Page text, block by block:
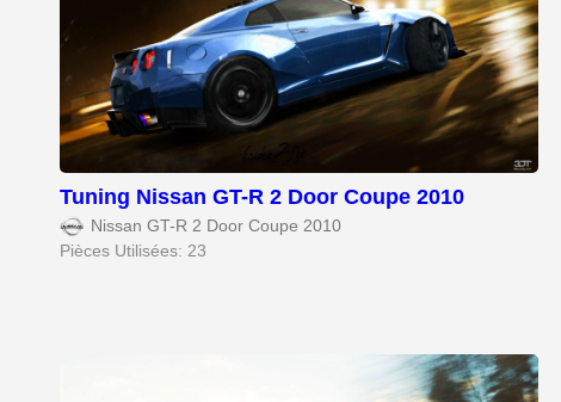
Tuning Nissan GT-R 2 Door Coupe 2010
Nissan GT-R 2 Door Coupe 2010
Pièces Utilisées: 23